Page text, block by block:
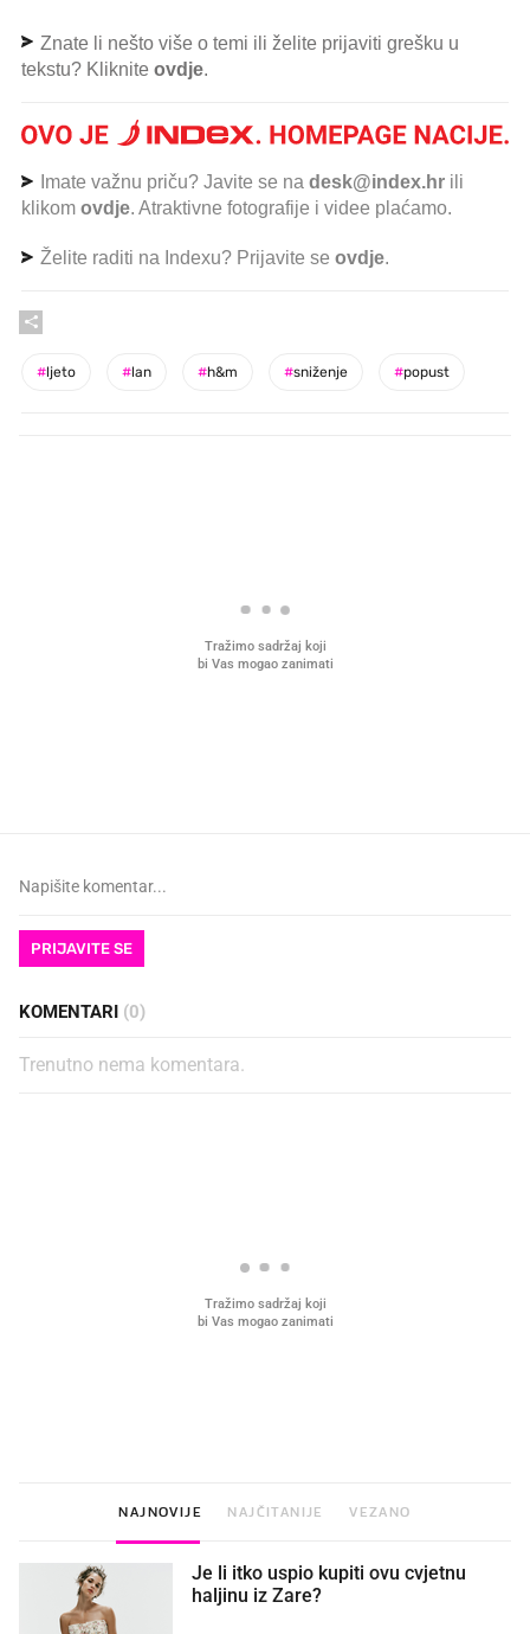
Znate li nešto više o temi ili želite prijaviti grešku u
tekstu? Kliknite ovdje.
Imate važnu priču? Javite se na desk@index.hr ili
klikom ovdje. Atraktivne fotografije i videe plaćamo.
Želite raditi na Indexu? Prijavite se ovdje.
#ljeto #lan #h&m #sniženje #popust
PRIJAVITE SE
KOMENTARI (0)
Trenutno nema komentara.
NAJNOVIJE NAJČITANIJE VEZANO
Je li itko uspio kupiti ovu cvjetnu
haljinu iz Zare?